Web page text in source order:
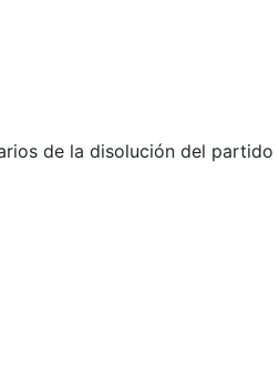
de la disolución del partido